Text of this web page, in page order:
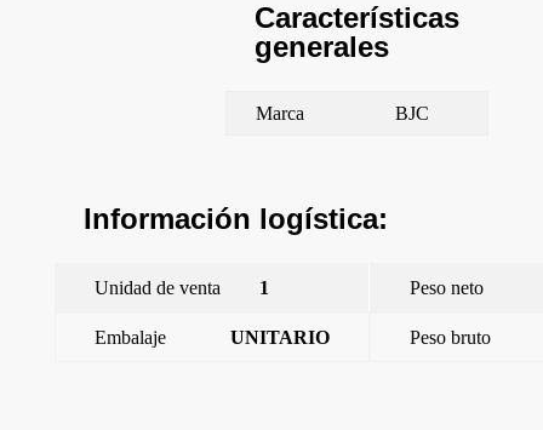
Características
generales
Marca BJC
Información logística:
Unidad de venta 1 Peso neto
Embalaje UNITARIO Peso bruto